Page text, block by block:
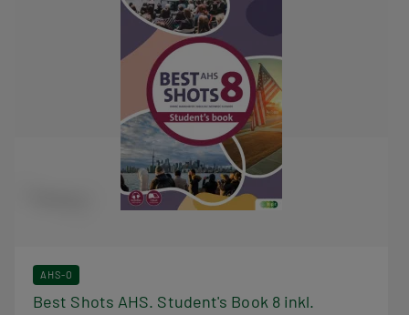
AHS-O
Best Shots AHS. Student's Book 8 inkl.